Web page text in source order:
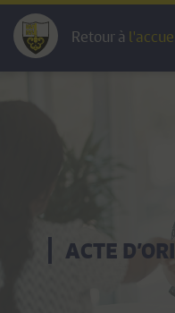
Retour à
ACTE